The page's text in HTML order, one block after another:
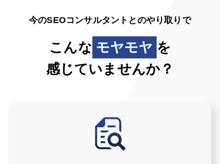
今のSEOコンサルタントとのやり取りで
こんな モヤモヤ を
感じていませんか？